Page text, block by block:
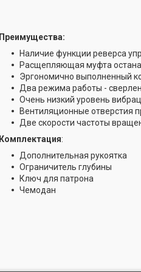
Преимущества:
Наличие функции реверса
Расщепляющая муфта
Эргономично выполненный
Два режима работы -
Очень низкий уровень
Вентиляционные отверстия
Две скорости частоты
Комплектация:
Дополнительная рукоятка
Ограничитель глубины
Ключ для патрона
Чемодан